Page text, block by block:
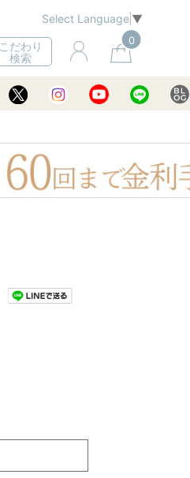
Select Language ▼
こだわり
検索
0